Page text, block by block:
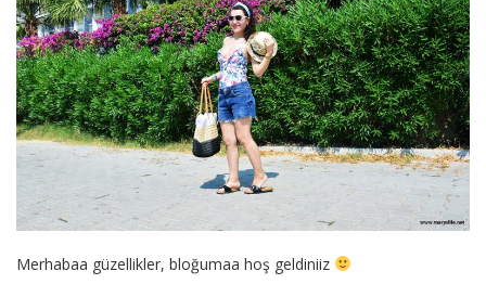
Merhabaa güzellikler, bloğumaa hoş geldiniiz